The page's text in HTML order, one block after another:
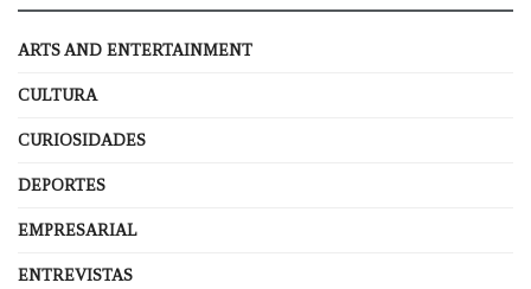
ARTS AND ENTERTAINMENT
CULTURA
CURIOSIDADES
DEPORTES
EMPRESARIAL
ENTREVISTAS